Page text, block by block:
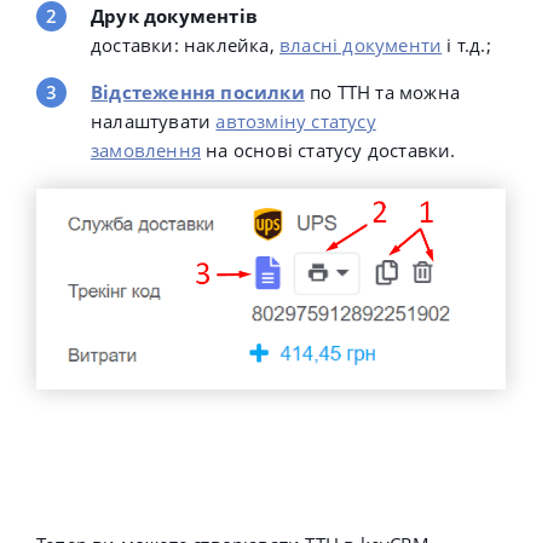
Друк документів
доставки: наклейка, власні документи і т.д.;
Відстеження посилки по ТТН та можна
налаштувати автозміну статусу
замовлення на основі статусу доставки.